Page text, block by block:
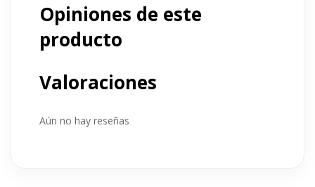
Opiniones de este
producto
Valoraciones
Aún no hay reseñas